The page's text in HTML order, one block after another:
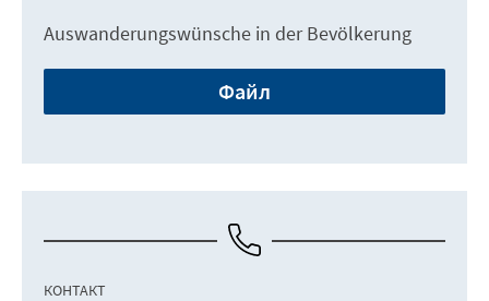
Auswanderungswünsche in der Bevölkerung
Файл
КОНТАКТ